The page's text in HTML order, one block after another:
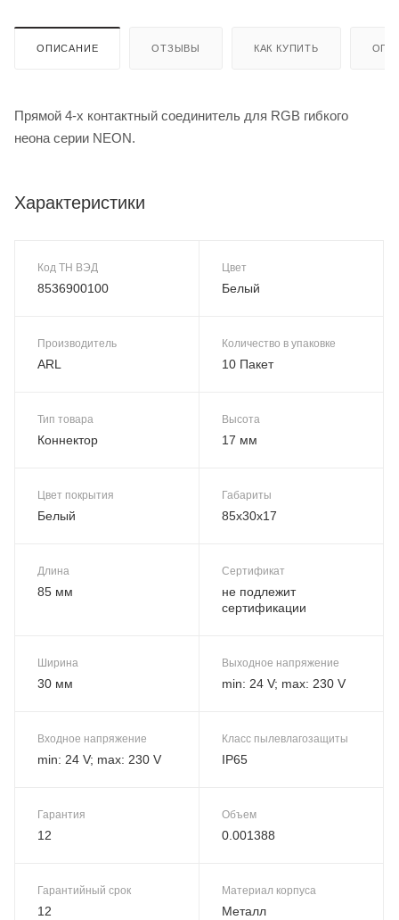
ОПИСАНИЕ ОТЗЫВЫ КАК КУПИТЬ
Прямой 4-х контактный соединитель для RGB гибкого
неона серии NEON.
Характеристики
Код ТН ВЭД
8536900100
Цвет
Белый
Производитель
ARL
Количество в упаковке
10 Пакет
Тип товара
Коннектор
Высота
17 мм
Цвет покрытия
Белый
Габариты
85x30x17
Длина
85 мм
Сертификат
не подлежит
сертификации
Ширина
30 мм
Выходное напряжение
min: 24 V; max: 230 V
Входное напряжение
min: 24 V; max: 230 V
Класс пылевлагозащиты
IP65
Гарантия
12
Объем
0.001388
Гарантийный срок
12
Материал корпуса
Металл